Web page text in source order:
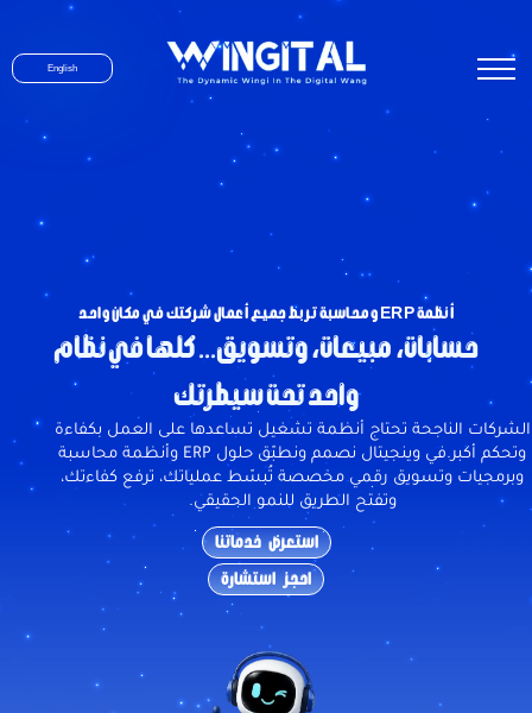
English
أنظمة ERP ومحاسبة تربط جميع أعمال شركتك في مكان واحد
حسابات، مبيعات، وتسويق... كلها في نظام
واحد تحت سيطرتك
الشركات الناجحة تحتاج أنظمة تشغيل تساعدها على العمل بكفاءة
وتحكم أكبر.في وينجيتال نصمم ونطبّق حلول ERP وأنظمة محاسبة
وبرمجيات وتسويق رقمي مخصصة تُبسّط عملياتك، ترفع كفاءتك،
وتفتح الطريق للنمو الحقيقي.
استعرض خدماتنا
احجز استشارة